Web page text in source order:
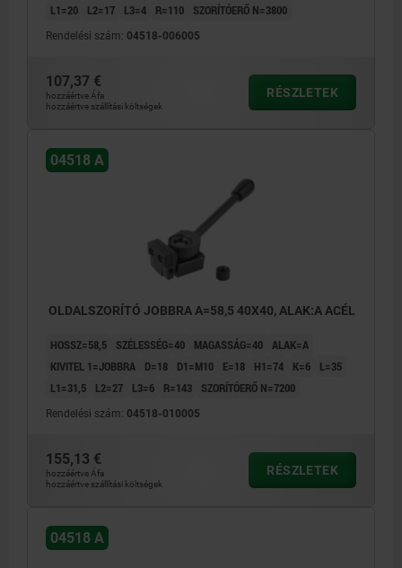
L1=20
L2=17 L3=4 R=110 SZORÍTÓERŐ N=3800
Rendelési szám: 04518-006005
107,37 €
hozzáértve Áfa
hozzáértve szállítási költségek
RÉSZLETEK
04518 A
OLDALSZORÍTÓ JOBBRA A=58,5 40X40, ALAK:A ACÉL
HOSSZ=58,5 SZÉLESSÉG=40 MAGASSÁG=40 ALAK=A
KIVITEL 1=JOBBRA
D=18 D1=M10 E=18 H1=74 K=6
L=35
L1=31,5
L2=27 L3=6 R=143 SZORÍTÓERŐ N=7200
Rendelési szám: 04518-010005
155,13 €
hozzáértve Áfa
hozzáértve szállítási költségek
RÉSZLETEK
04518 A